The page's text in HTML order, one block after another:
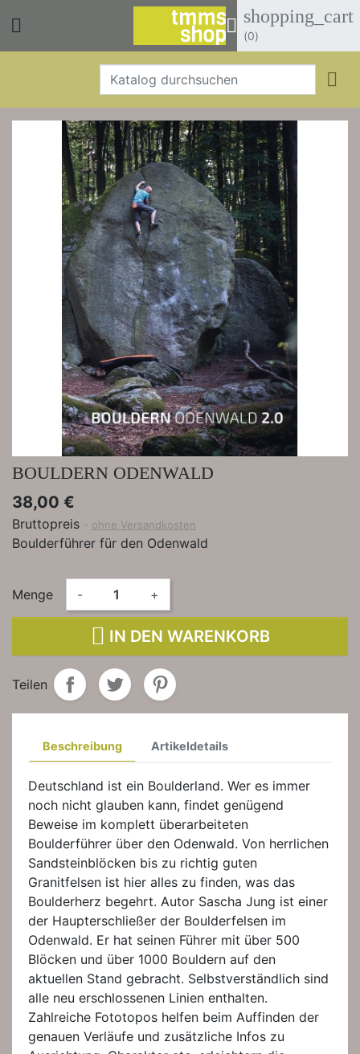
  shopping_cart
(0)

BOULDERN ODENWALD
38,00 €
Bruttopreis ohne Versandkosten
Boulderführer für den Odenwald
Menge - +
 IN DEN WARENKORB
Teilen
Beschreibung Artikeldetails
Deutschland ist ein Boulderland. Wer es immer
noch nicht glauben kann, findet genügend
Beweise im komplett überarbeiteten
Boulderführer über den Odenwald. Von herrlichen
Sandsteinblöcken bis zu richtig guten
Granitfelsen ist hier alles zu finden, was das
Boulderherz begehrt. Autor Sascha Jung ist einer
der Haupterschließer der Boulderfelsen im
Odenwald. Er hat seinen Führer mit über 500
Blöcken und über 1000 Bouldern auf den
aktuellen Stand gebracht. Selbstverständlich sind
alle neu erschlossenen Linien enthalten.
Zahlreiche Fototopos helfen beim Auffinden der
genauen Verläufe und zusätzliche Infos zu